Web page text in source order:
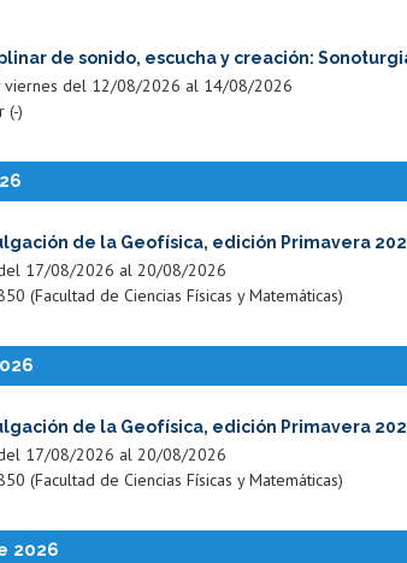
de sonido, escucha y creación:
viernes del 12/08/2026 al 14/08/2026
(-)
de la Geofísica, edición Primavera
17/08/2026 al 20/08/2026
(Facultad de Ciencias Físicas y Matemáticas)
de la Geofísica, edición Primavera
17/08/2026 al 20/08/2026
(Facultad de Ciencias Físicas y Matemáticas)
2026